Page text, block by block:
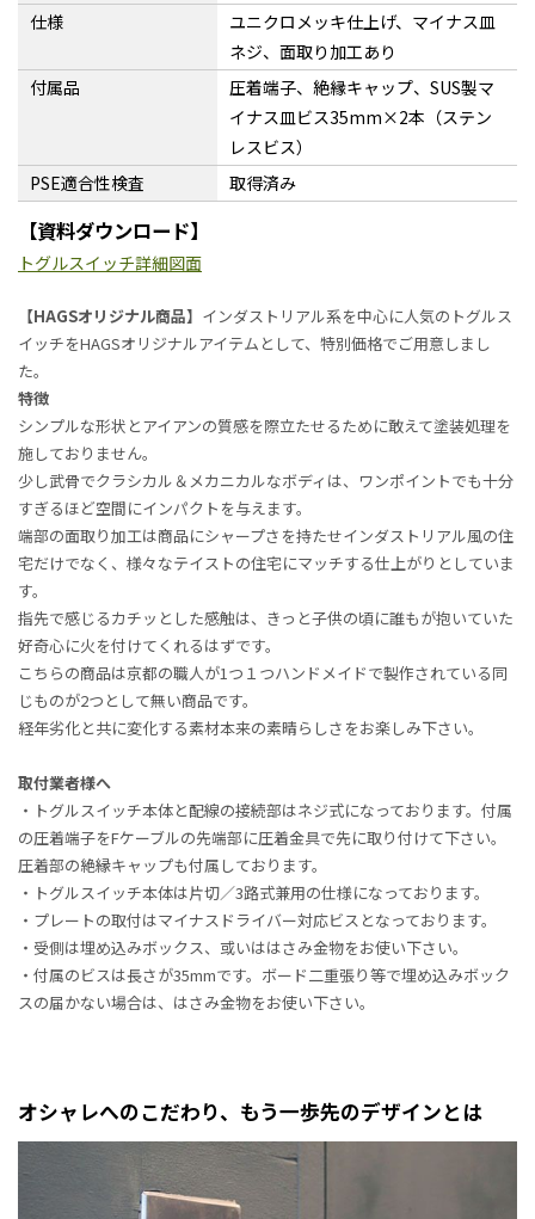
仕様
ユニクロメッキ仕上げ、マイナス皿
ネジ、面取り加工あり
付属品
圧着端子、絶縁キャップ、SUS製マ
イナス皿ビス35mm×2本（ステン
レスビス）
PSE適合性検査
取得済み
【資料ダウンロード】
トグルスイッチ詳細図面
【HAGSオリジナル商品】 インダストリアル系を中心に人気のトグルス
イッチをHAGSオリジナルアイテムとして、特別価格でご用意しまし
た。
特徴
シンプルな形状とアイアンの質感を際立たせるために敢えて塗装処理を
施しておりません。
少し武骨でクラシカル＆メカニカルなボディは、ワンポイントでも十分
すぎるほど空間にインパクトを与えます。
端部の面取り加工は商品にシャープさを持たせインダストリアル風の住
宅だけでなく、様々なテイストの住宅にマッチする仕上がりとしていま
す。
指先で感じるカチッとした感触は、きっと子供の頃に誰もが抱いていた
好奇心に火を付けてくれるはずです。
こちらの商品は京都の職人が1つ１つハンドメイドで製作されている同
じものが2つとして無い商品です。
経年劣化と共に変化する素材本来の素晴らしさをお楽しみ下さい。
取付業者様へ
・トグルスイッチ本体と配線の接続部はネジ式になっております。付属
の圧着端子をFケーブルの先端部に圧着金具で先に取り付けて下さい。
圧着部の絶縁キャップも付属しております。
・トグルスイッチ本体は片切／3路式兼用の仕様になっております。
・プレートの取付はマイナスドライバー対応ビスとなっております。
・受側は埋め込みボックス、或いははさみ金物をお使い下さい。
・付属のビスは長さが35mmです。ボード二重張り等で埋め込みボック
スの届かない場合は、はさみ金物をお使い下さい。
オシャレへのこだわり、もう一歩先のデザインとは